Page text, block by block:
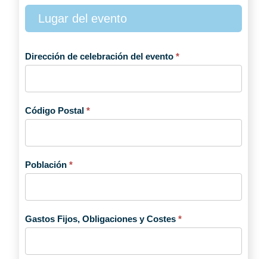
Lugar del evento
Dirección de celebración del evento *
Código Postal *
Población *
Gastos Fijos, Obligaciones y Costes *